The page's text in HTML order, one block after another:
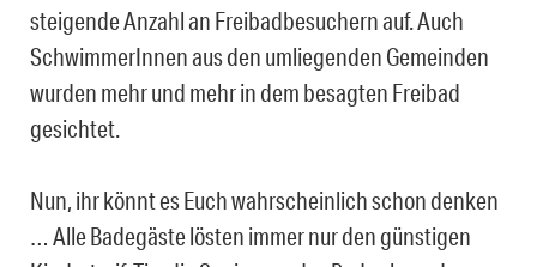
steigende Anzahl an Freibadbesuchern auf. Auch
SchwimmerInnen aus den umliegenden Gemeinden
wurden mehr und mehr in dem besagten Freibad
gesichtet.
Nun, ihr könnt es Euch wahrscheinlich schon denken
… Alle Badegäste lösten immer nur den günstigen